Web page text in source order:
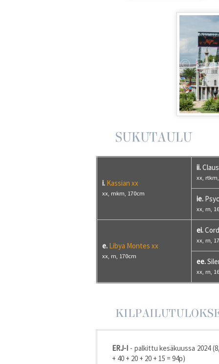
SUKUTAULU
i. Kassian xx
xx, mkm, 170cm
ii.
xx,
ie.
xx, rn,
e. Libya Montes xx
xx, rn, 170cm
ei.
xx, rn,
ee.
xx, rn,
ERJ-I - palkittu kesäkuussa 2024
+ 40 + 20 + 20 + 15 = 94p)